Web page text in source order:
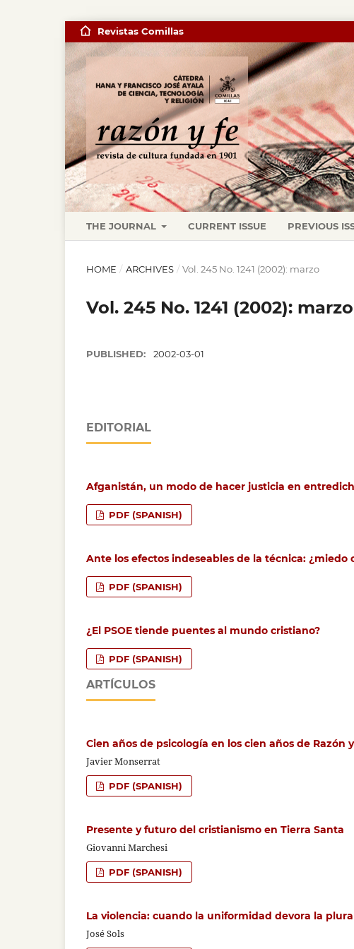
THE JOURNAL CURRENT ISSUE PREVIOUS
Revistas Comillas
HOME / ARCHIVES / Vol. 245 No. 1241 (2002): marzo
Vol. 245 No. 1241 (2002): marzo
PUBLISHED: 2002-03-01
EDITORIAL
Afganistán, un modo de hacer justicia en
PDF (SPANISH)
Ante los efectos indeseables de la técnica: ¿miedo
PDF (SPANISH)
¿El PSOE tiende puentes al mundo cristiano?
PDF (SPANISH)
ARTÍCULOS
Cien años de psicología en los cien años de Razón
Javier Monserrat
PDF (SPANISH)
Presente y futuro del cristianismo en Tierra Santa
Giovanni Marchesi
PDF (SPANISH)
La violencia: cuando la uniformidad devora la
José Sols